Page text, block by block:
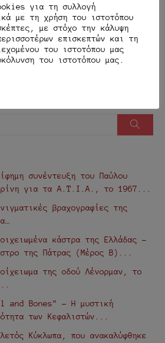
e-
mail
συνέντευξη του Παύλου
για τα Α.Τ.Ι.Α., τo 1967...
βραχογραφίες της
κάστρα της Ελλάδας -
της Πάτρας (Μέρος Β)...
της οδού Λένορμαν, το
and Bones" - Η μυστική
των Κεφαλιστών...
Κύκλωπα, που ανακαλύφθηκε
για τη συλλογή
με τη χρήση του ιστοτόπου
με στόχο την κάλυψη
επισκεπτών και τη
του ιστοτόπου μας
του ιστοτόπου μας.